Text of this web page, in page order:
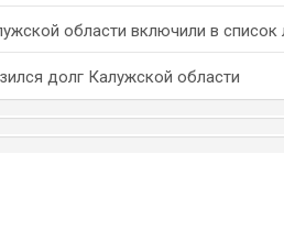
области включили в список
долг Калужской области